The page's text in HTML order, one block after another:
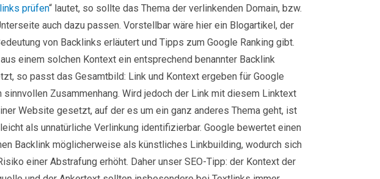
prüfen“ lautet, so sollte das Thema der verlinkenden Domain, bzw.
auch dazu passen. Vorstellbar wäre hier ein Blogartikel, der
von Backlinks erläutert und Tipps zum Google Ranking gibt.
einem solchen Kontext ein entsprechend benannter Backlink
so passt das Gesamtbild: Link und Kontext ergeben für Google
sinnvollen Zusammenhang. Wird jedoch der Link mit diesem Linktext
Website gesetzt, auf der es um ein ganz anderes Thema geht, ist
als unnatürliche Verlinkung identifizierbar. Google bewertet einen
Backlink möglicherweise als künstliches Linkbuilding, wodurch sich
einer Abstrafung erhöht. Daher unser SEO-Tipp: der Kontext der